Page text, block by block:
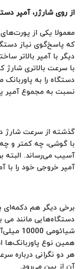
از روی شارژر، آمپر
معمولا یکی از
دیگر با آمپر بالاتر
با سرعت بالاتری شارژ
دستگاه را به
نسبت به مجموع آمپر
گذشته از سرعت شارژ
با گوشی، چه کمتر و
آسیب می‌رساند. البته
آمپر خروجی خود را با
برخی دیگر هم دکمه‌ای
دستگاه‌هایی مانند می
همین نوع پاوربانک‌ها
هر دو نگرانی درباره
آن از بین می‌رود.